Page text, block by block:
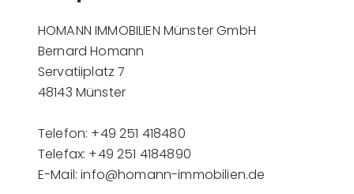
HOMANN IMMOBILIEN Münster GmbH
Bernard Homann
Servatiiplatz 7
48143 Münster
Telefon: +49 251 418480
Telefax: +49 251 4184890
E-Mail: info@homann-immobilien.de